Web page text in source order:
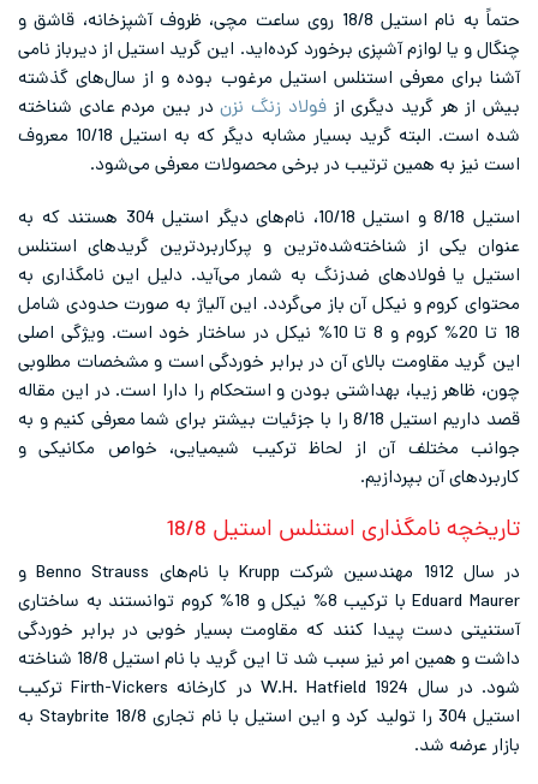
حتماً به نام استیل 18/8 روی ساعت مچی، ظروف آشپزخانه، قاشق و
آشپزی برخورد کرده‌اید. این گرید استیل از دیرباز نامی
استنلس استیل مرغوب بوده و از سال‌های گذشته
دیگری ازفولاد زنگ نزندر بین مردم عادی شناخته
شده است. البته گرید بسیار مشابه دیگر که به استیل 10/18 معروف
ترتیب در برخی محصولات معرفی می‌شود.
استیل 8/18 و استیل 10/18، نام‌های دیگر استیل 304 هستند که به
شناخته‌شده‌ترین و پرکاربردترین گریدهای استنلس
ضدزنگ به شمار می‌آید. دلیل این نامگذاری به
و نیکل آن باز می‌گردد. این آلیاژ به صورت حدودی شامل
18 تا 20% کروم و 8 تا 10% نیکل در ساختار خود است. ویژگی اصلی
بالای آن در برابر خوردگی‌ است و مشخصات مطلوبی
بهداشتی بودن و استحکام را دارا است. در این مقاله
قصد داریم استیل 8/18 را با جزئیات بیشتر برای شما معرفی کنیم و به
آن از لحاظ ترکیب شیمیایی، خواص مکانیکی و
بپردازیم.
استنلس استیل 18/8
در سال 1912 مهندسین شرکت Krupp با نام‌های Benno Strauss و
Eduard Maurer با ترکیب 8% نیکل و 18% کروم توانستند به ساختاری
پیدا کنند که مقاومت بسیار خوبی در برابر خوردگی
داشت و همین امر نیز سبب شد تا این گرید با نام استیل 18/8 شناخته
شود. در سال 1924 W.H. Hatfield در کارخانه Firth-Vickers ترکیب
استیل 304 را تولید کرد و این استیل با نام تجاری Staybrite 18/8 به